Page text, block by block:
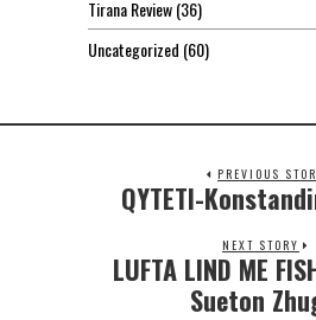
Tirana Review(36)
Uncategorized (60)
PREVIOUS
QYTETI-
NEXT STORY
LUFTA LIND ME
Sueton